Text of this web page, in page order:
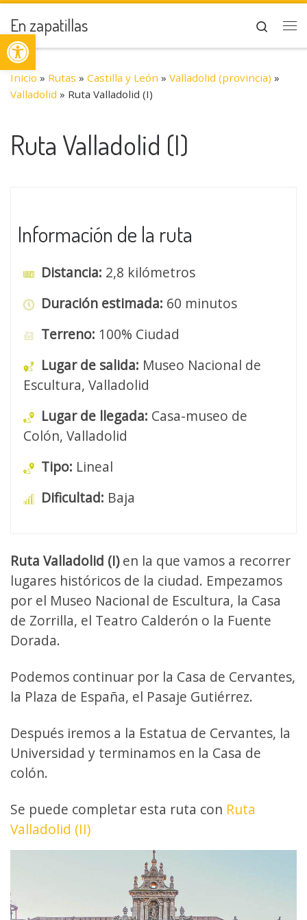
Abrir barra de herramientas
Saltar al contenido
En zapatillas
Search
Inicio » Rutas » Castilla y León » Valladolid (provincia) »
Valladolid » Ruta Valladolid (I)
Ruta Valladolid (I)
Información de la ruta
Distancia: 2,8 kilómetros
Duración estimada: 60 minutos
Terreno: 100% Ciudad
Lugar de salida: Museo Nacional de
Escultura, Valladolid
Lugar de llegada: Casa-museo de
Colón, Valladolid
Tipo: Lineal
Dificultad: Baja
Ruta Valladolid (I)en la que vamos a recorrer
lugares históricos de la ciudad. Empezamos
por el Museo Nacional de Escultura, la Casa
de Zorrilla, el Teatro Calderón o la Fuente
Dorada.
Podemos continuar por la Casa de Cervantes,
la Plaza de España, el Pasaje Gutiérrez.
Después iremos a la Estatua de Cervantes, la
Universidad y terminamos en la Casa de
colón.
Se puede completar esta ruta con Ruta
Valladolid (II)